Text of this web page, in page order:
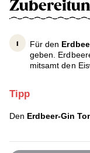
Für den
geben.
mitsamt den
Tipp
Den Erdbeer-Gin